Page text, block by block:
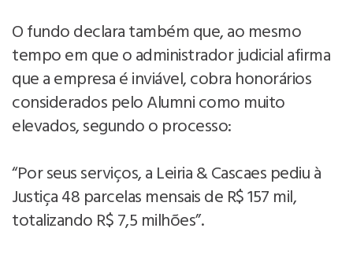
O fundo declara também que, ao mesmo
tempo em que o administrador judicial afirma
que a empresa é inviável, cobra honorários
considerados pelo Alumni como muito
elevados, segundo o processo:
“Por seus serviços, a Leiria & Cascaes pediu à
Justiça 48 parcelas mensais de R$ 157 mil,
totalizando R$ 7,5 milhões”.